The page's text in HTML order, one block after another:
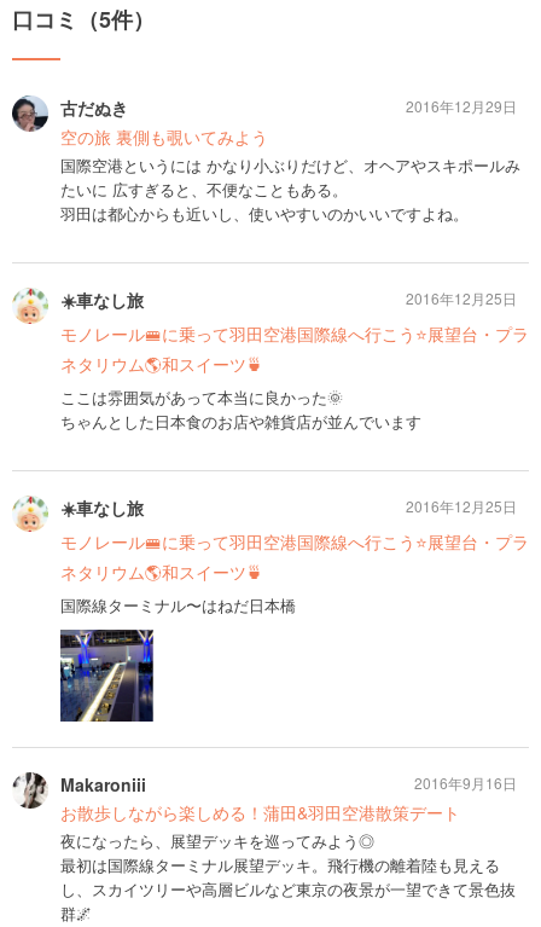
口コミ（5件）
古だぬき
空の旅 裏側も覗いてみよう
国際空港というには かなり小ぶりだけど、オヘアやスキポールみ
たいに 広すぎると、不便なこともある。
羽田は都心からも近いし、使いやすいのかいいですよね。
2016年12月29日
☀️車なし旅
モノレール🚝に乗って羽田空港国際線へ行こう⭐️展望台・プラ
ネタリウム🌎和スイーツ🍵
ここは雰囲気があって本当に良かった🌞
ちゃんとした日本食のお店や雑貨店が並んでいます
2016年12月25日
☀️車なし旅
モノレール🚝に乗って羽田空港国際線へ行こう⭐️展望台・プラ
ネタリウム🌎和スイーツ🍵
国際線ターミナル〜はねだ日本橋
2016年12月25日
Makaroniii
お散歩しながら楽しめる！蒲田&羽田空港散策デート
夜になったら、展望デッキを巡ってみよう◎
最初は国際線ターミナル展望デッキ。飛行機の離着陸も見える
し、スカイツリーや高層ビルなど東京の夜景が一望できて景色抜
群🌌
2016年9月16日